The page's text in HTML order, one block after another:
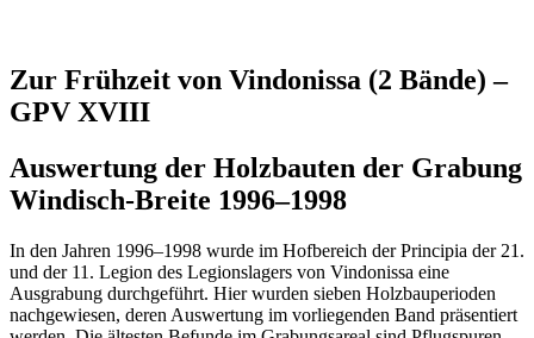
Zur Frühzeit von Vindonissa (2 Bände) –
GPV XVIII
Auswertung der Holzbauten der Grabung
Windisch-Breite 1996–1998
In den Jahren 1996–1998 wurde im Hofbereich der Principia der 21.
und der 11. Legion des Legionslagers von Vindonissa eine
Ausgrabung durchgeführt. Hier wurden sieben Holzbauperioden
nachgewiesen, deren Auswertung im vorliegenden Band präsentiert